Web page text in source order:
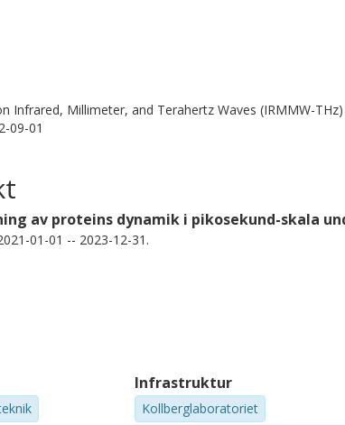
Infrared, Millimeter, and Terahertz Waves (IRMMW-THz)
09-01
av proteins dynamik i pikosekund-skala
01-01 -- 2023-12-31.
Infrastruktur
Kollberglaboratoriet